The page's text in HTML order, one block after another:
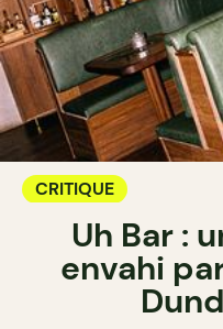
CRITIQUE
Uh Bar :
envahi